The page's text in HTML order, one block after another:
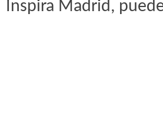
Inspira Madrid,